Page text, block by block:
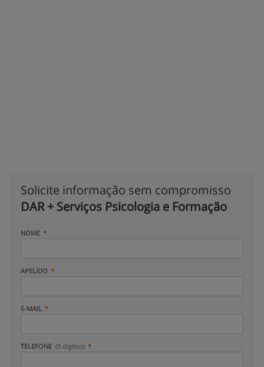
Solicite informação sem compromisso
DAR + Serviços Psicologia e Formação
NOME
APELIDO
E-MAIL
TELEFONE (9 dígitos)